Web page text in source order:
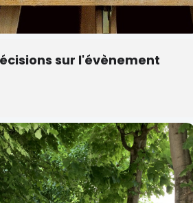
sur l'évènement